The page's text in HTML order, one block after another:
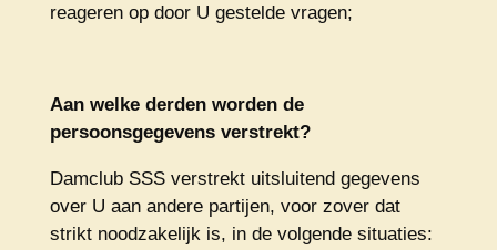
reageren op door U gestelde vragen;
Aan welke derden worden de
persoonsgegevens verstrekt?
Damclub SSS verstrekt uitsluitend gegevens
over U aan andere partijen, voor zover dat
strikt noodzakelijk is, in de volgende situaties: